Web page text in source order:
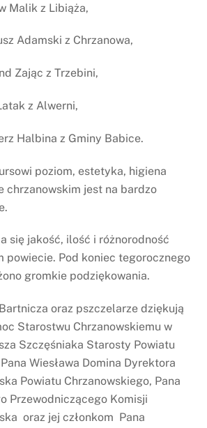
Malik z Libiąża,
Adamski z Chrzanowa,
Zając z Trzebini,
z Alwerni,
Halbina z Gminy Babice.
poziom, estetyka, higiena
chrzanowskim jest na bardzo
się jakość, ilość i różnorodność
powiecie. Pod koniec tegorocznego
gromkie podziękowania.
oraz pszczelarze dziękują
Starostwu Chrzanowskiemu w
Szczęśniaka Starosty Powiatu
Wiesława Domina Dyrektora
Powiatu Chrzanowskiego, Pana
Przewodniczącego Komisji
oraz jej członkom Pana